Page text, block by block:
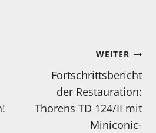
WEITER
Fortschrittsbericht
der Restauration:
Thorens TD 124/II mit
Miniconic-